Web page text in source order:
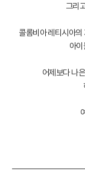
그리
콜롬비아 레티시아
아
어제보다 나